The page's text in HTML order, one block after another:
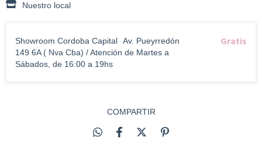
Nuestro local
Showroom Cordoba Capital Av. Pueyrredón
149 6A ( Nva Cba) / Atención de Martes a
Sábados, de 16:00 a 19hs
Gratis
COMPARTIR